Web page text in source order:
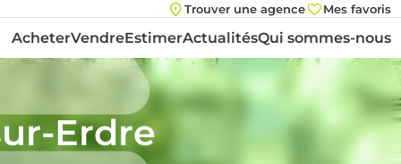
Trouver une agence Mes favoris
AcheterVendreEstimerActualitésQui sommes-nous
Erdre